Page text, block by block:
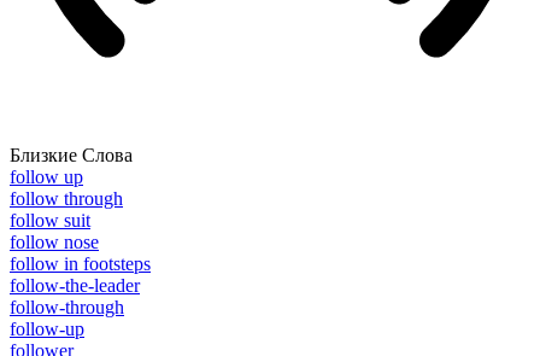
Близкие Слова
follow up
follow through
follow suit
follow nose
follow in footsteps
follow-the-leader
follow-through
follow-up
follower